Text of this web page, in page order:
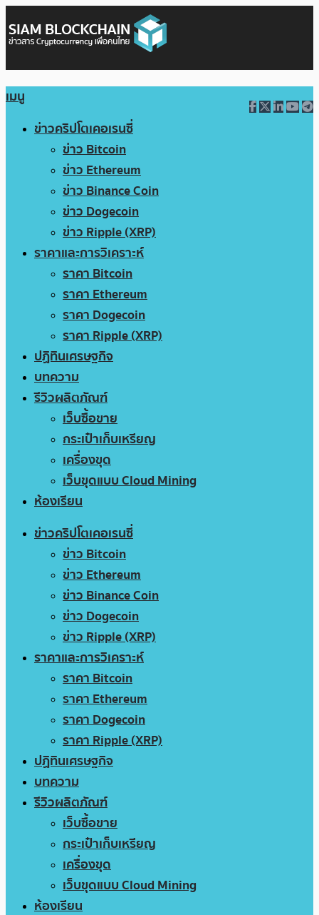
เมนู
ข่าวคริปโตเคอเรนซี่
ข่าว Bitcoin
ข่าว Ethereum
ข่าว Binance Coin
ข่าว Dogecoin
ข่าว Ripple (XRP)
ราคาและการวิเคราะห์
ราคา Bitcoin
ราคา Ethereum
ราคา Dogecoin
ราคา Ripple (XRP)
ปฏิทินเศรษฐกิจ
บทความ
รีวิวผลิตภัณฑ์
เว็บซื้อขาย
กระเป๋าเก็บเหรียญ
เครื่องขุด
เว็บขุดแบบ Cloud Mining
ห้องเรียน
ข่าวคริปโตเคอเรนซี่
ข่าว Bitcoin
ข่าว Ethereum
ข่าว Binance Coin
ข่าว Dogecoin
ข่าว Ripple (XRP)
ราคาและการวิเคราะห์
ราคา Bitcoin
ราคา Ethereum
ราคา Dogecoin
ราคา Ripple (XRP)
ปฏิทินเศรษฐกิจ
บทความ
รีวิวผลิตภัณฑ์
เว็บซื้อขาย
กระเป๋าเก็บเหรียญ
เครื่องขุด
เว็บขุดแบบ Cloud Mining
ห้องเรียน